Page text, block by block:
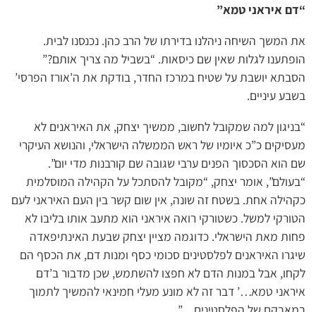
“דם איראני טמא”
את המשך השיחה ניהלנו בדירתו של הרב כהן. נכנסנו לבית.
הופתענו לגלות שאין שם כיסאות. “בשביל מה צריך אותם?”
הסבתא יושבת על שטיח במרכז החדר, בודקת את ה’אורז הפרסי’
בשבע עיניים.
“בניגון למה שמקובל לחשוב, ממשיך יצחק, את האיראנים לא
מעסיקים כ”כ איומיו של ראש הממשלה הישראלי, והנושא העיקרי
שם הוא הסכסוך הפנים ערבי שגובה שם קורבנות מדי יום”.
“בעולם”, אומר יצחק, “מקובל להסתכל על הקהילה המוסלמית
כקהילה אחת. בשטח זה שונה, אין שום קשר בין העם האיראני לעם
הטורקי למשל. כשטורקי רואה איראני הוא מתעב אותו בליבו לא
פחות מאת הישראלי. כדוגמה מציין יצחק שבעת האינתיפאדה
שיגרו האיראנים לפלסטינים סכומי כסף ומנות דם, את הכסף הם
לקחו, אבל במנות הדם לא חפצו להשתמש, שכן מדבור ב’דם
איראני טמא…’ דבר זה לא מונע מעלי חמינאי להמשיך לתמוך